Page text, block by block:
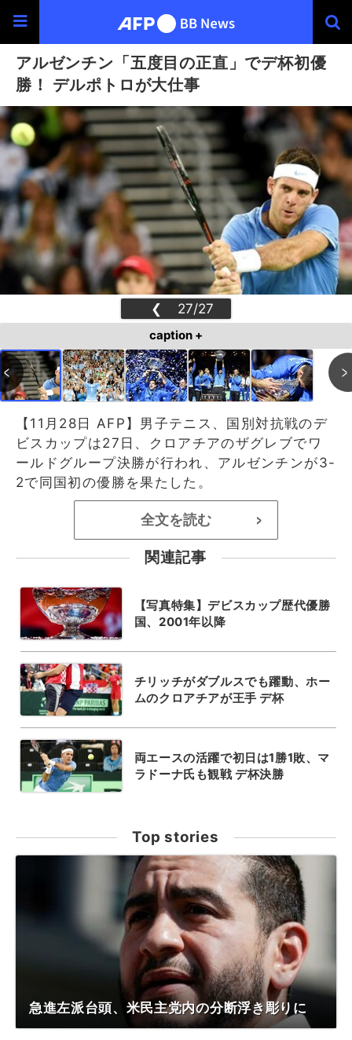
アルゼンチン「五度目の正直」でデ杯初優
勝！ デルポトロが大仕事
❮
27/27
❯
caption +
【11月28日 AFP】男子テニス、国別対抗戦のデ
ビスカップは27日、クロアチアのザグレブでワ
ールドグループ決勝が行われ、アルゼンチンが3-
2で同国初の優勝を果たした。
全文を読む >
関連記事
【写真特集】デビスカップ歴代優勝
国、2001年以降
チリッチがダブルスでも躍動、ホー
ムのクロアチアが王手 デ杯
両エースの活躍で初日は1勝1敗、マ
ラドーナ氏も観戦 デ杯決勝
Top stories
急進左派台頭、米民主党内の分断浮き彫りに